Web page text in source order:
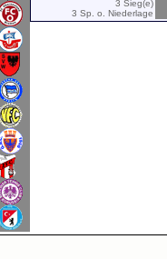
3 Sieg(e)
3 Sp. o. Niederlage